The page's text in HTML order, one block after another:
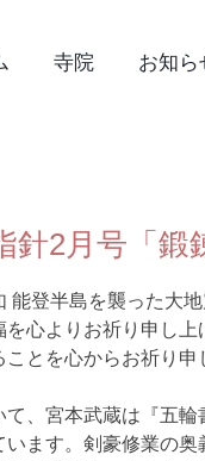
寺院 お知ら
針2月号「鍛
登半島を襲った大
を心よりお祈り申し
ことを心からお祈り申
、宮本武蔵は『五輪
います。剣豪修業の